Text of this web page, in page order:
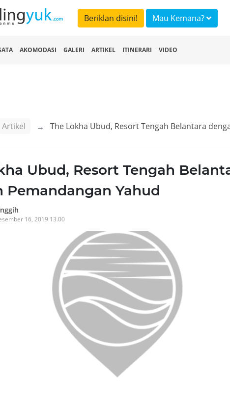
Beriklan disini! Mau Kemana?
AKOMODASI GALERI ARTIKEL ITINERARI VIDEO
Artikel
Ubud, Resort Tengah
Pemandangan Yahud
16, 2019 13.00